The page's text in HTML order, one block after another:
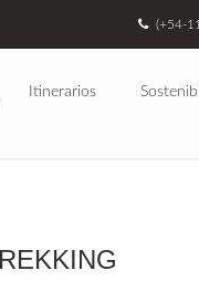
(+54-
Itinerarios